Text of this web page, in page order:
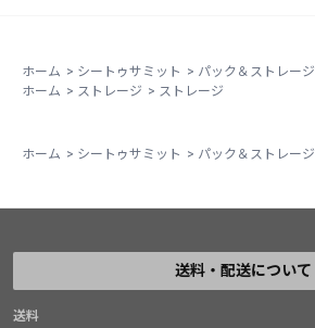
ホーム > シートゥサミット > パック＆ストレージ
ホーム > ストレージ > ストレージ
ホーム > シートゥサミット > パック＆ストレージ
送料・配送について
送料